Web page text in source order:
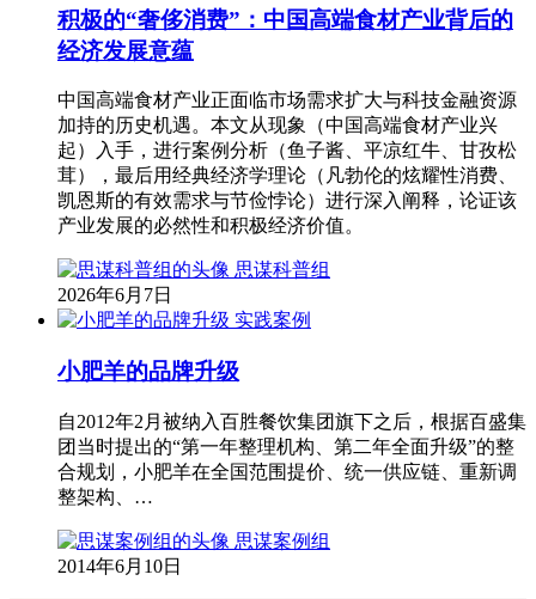
积极的“奢侈消费”：中国高端食材产业背后的
经济发展意蕴
中国高端食材产业正面临市场需求扩大与科技金融资源
加持的历史机遇。本文从‌现象‌（中国高端食材产业兴
起）入手，进行‌案例分析‌（鱼子酱、平凉红牛、甘孜松
茸），最后用‌经典经济学理论‌（凡勃伦的炫耀性消费、
凯恩斯的有效需求与节俭悖论）进行深入阐释，论证该
产业发展的必然性和积极经济价值。
思谋科普组
2026年6月7日
实践案例
小肥羊的品牌升级
自2012年2月被纳入百胜餐饮集团旗下之后，根据百盛集
团当时提出的“第一年整理机构、第二年全面升级”的整
合规划，小肥羊在全国范围提价、统一供应链、重新调
整架构、…
思谋案例组
2014年6月10日